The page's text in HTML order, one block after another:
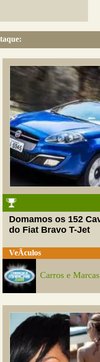
Domamos os 152
do Fiat Bravo T-Jet
VeÃ­culos
Carros e Marcas